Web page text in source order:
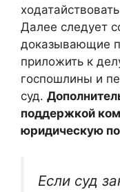
Далее следует
доказывающие
приложить к
госпошлины и
суд.
поддержкой
юридическую
Если суд